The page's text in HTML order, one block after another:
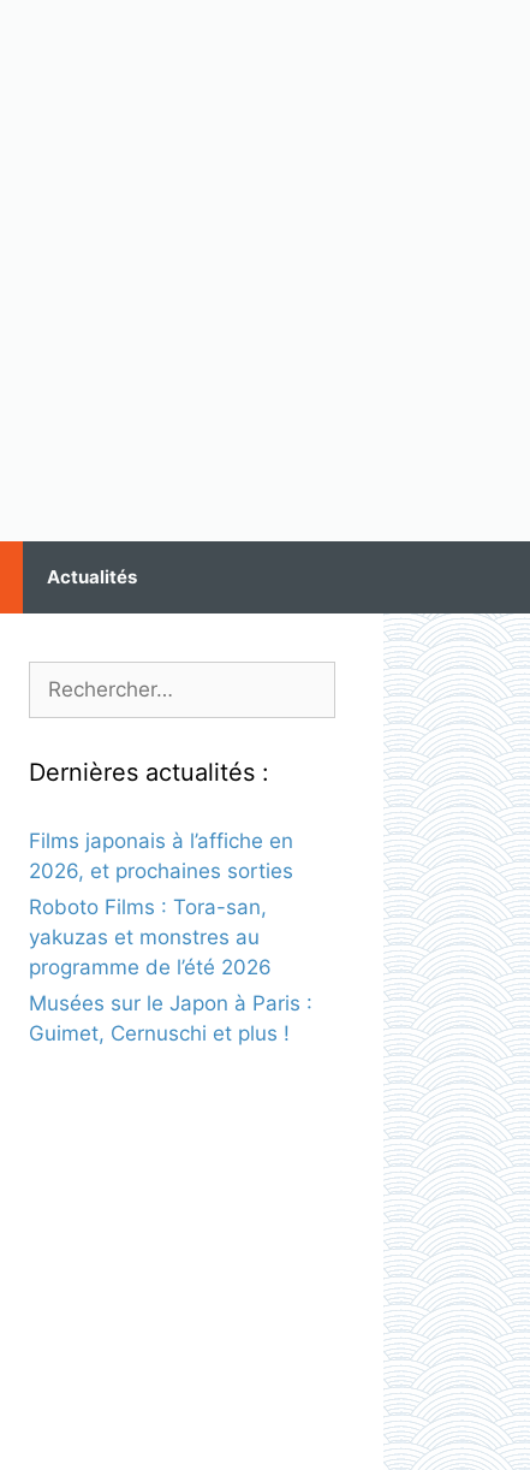
Actualités
Rechercher :
Dernières actualités :
Films japonais à l’affiche en
2026, et prochaines sorties
Roboto Films : Tora-san,
yakuzas et monstres au
programme de l’été 2026
Musées sur le Japon à Paris :
Guimet, Cernuschi et plus !